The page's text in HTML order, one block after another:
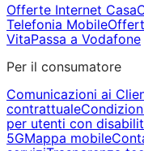
Offerte Internet Casa
Telefonia Mobile
VitaPassa a Vodafone
Per il consumatore
Comunicazioni ai
contrattuale
per utenti con
5GMappa mobile